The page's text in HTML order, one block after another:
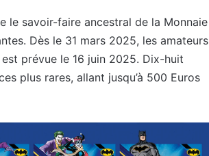
le savoir-faire ancestral de la Monnaie
Dès le 31 mars 2025, les amateurs
prévue le 16 juin 2025. Dix-huit
plus rares, allant jusqu’à 500 Euros